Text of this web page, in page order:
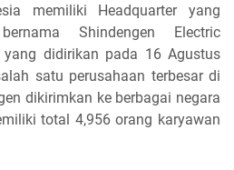
memiliki Headquarter yang
Shindengen Electric
didirikan pada 16 Agustus
satu perusahaan terbesar di
dikirimkan ke berbagai negara
total 4,956 orang karyawan